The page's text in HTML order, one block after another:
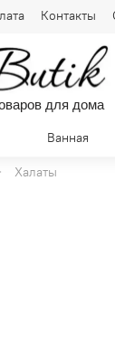
Контакты
для дома
Ванная
Халаты